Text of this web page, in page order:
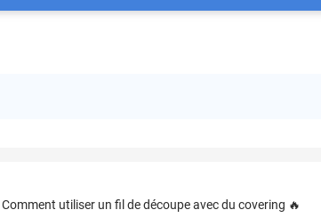
Comment utiliser un fil de découpe avec du covering 🔥